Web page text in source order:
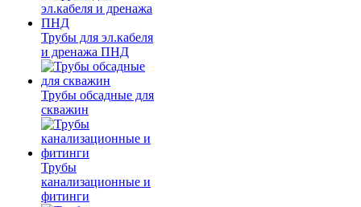
Трубы для эл.кабеля
и дренажа ПНД
Трубы обсадные для
скважин
Трубы
канализационные и
фитинги